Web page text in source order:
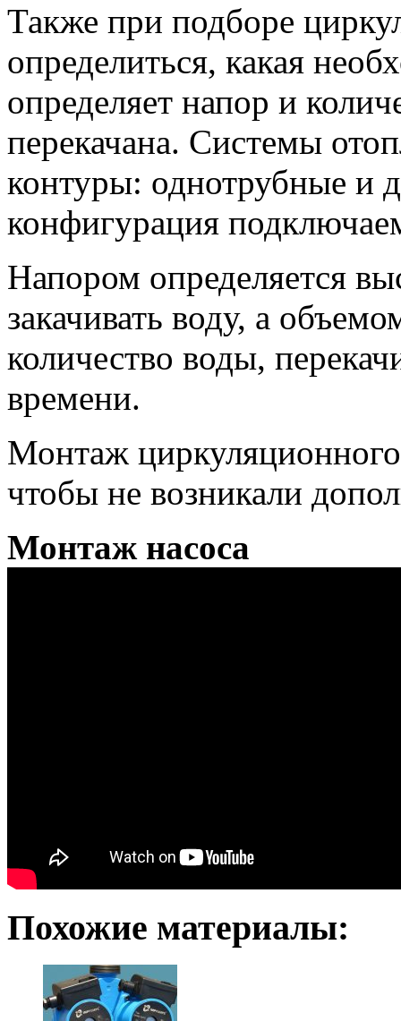
Также при подборе
определиться, какая
определяет напор и
перекачана. Системы
контуры: однотрубные и
конфигурация
Напором определяется
закачивать воду, а
количество воды,
времени.
Монтаж
чтобы не возникали
Монтаж насоса
Похожие материалы: